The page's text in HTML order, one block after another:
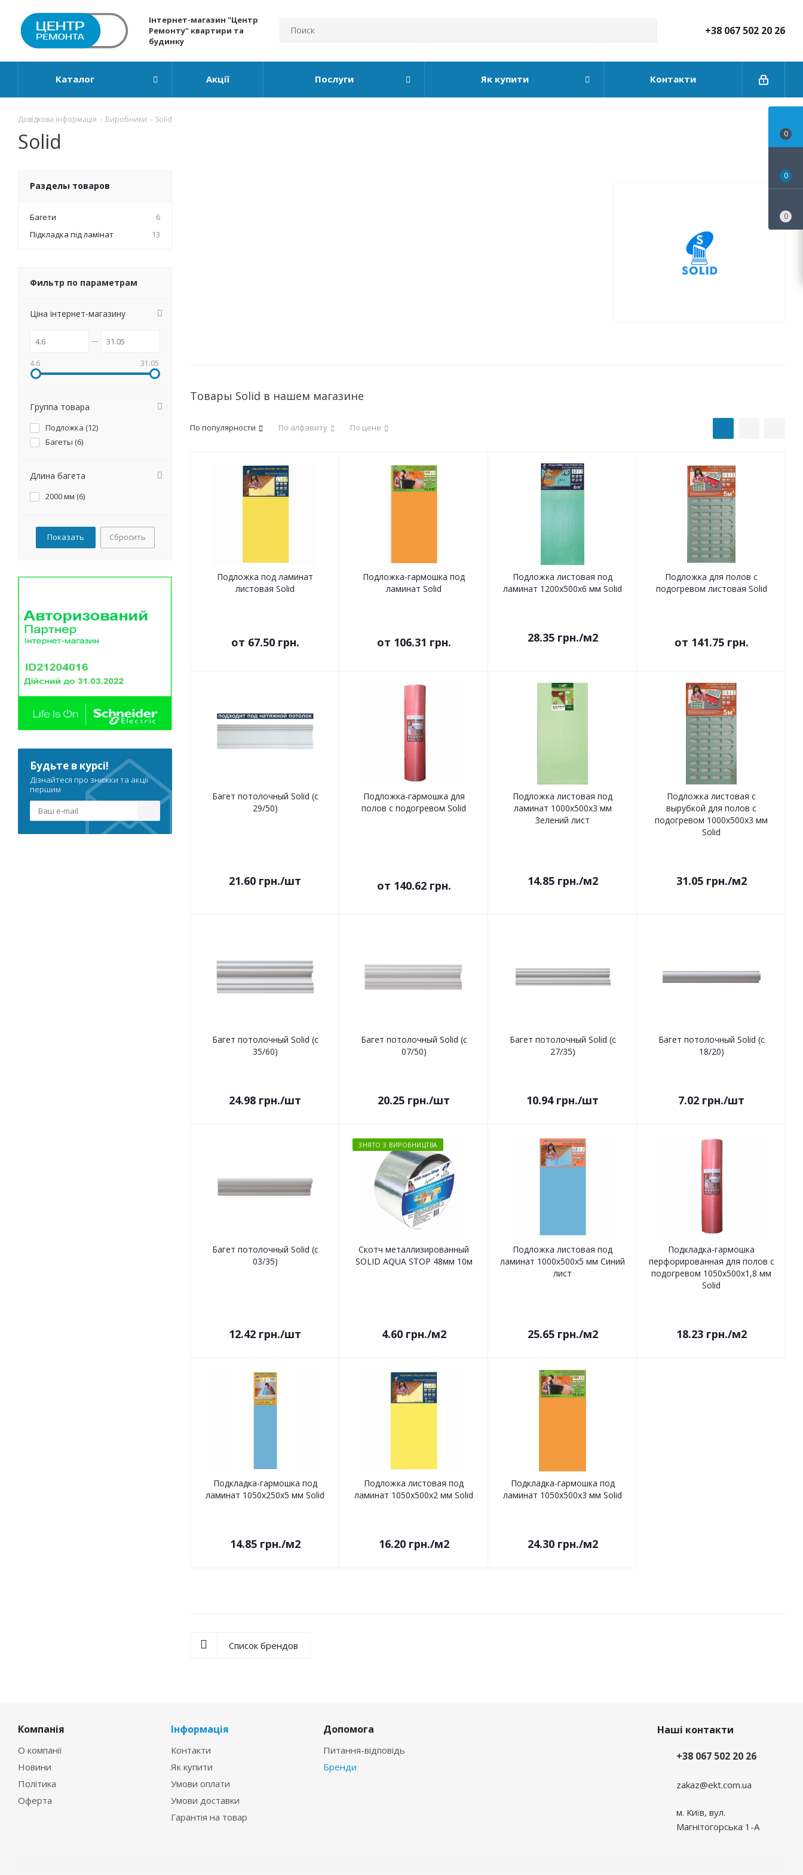
Інтернет-магазин "Центр
Ремонту" квартири та
будинку
+38 067 502 20 26
Каталог Акції Послуги Як купити Контакти
Довідкова інформація - Виробники - Solid
Solid
Товары Solid в нашем магазине
По популярности По алфавиту По цене
Подложка под ламинат
листовая Solid
от 67.50 грн.
Подложка-гармошка под
ламинат Solid
от 106.31 грн.
Подложка листовая под
ламинат 1200x500x6 мм Solid
28.35грн./м2
Подложка для полов с
подогревом листовая Solid
от 141.75 грн.
Багет потолочный Solid (c
29/50)
21.60 грн./шт
Подложка-гармошка для
полов с подогревом Solid
от 140.62 грн.
Подложка листовая под
ламинат 1000x500x3 мм
Зелений лист
14.85грн./м2
Подложка листовая с
вырубкой для полов с
подогревом 1000x500x3 мм
Solid
31.05грн./м2
Багет потолочный Solid (c
35/60)
24.98 грн./шт
Багет потолочный Solid (c
07/50)
20.25 грн./шт
Багет потолочный Solid (c
27/35)
10.94грн./шт
Багет потолочный Solid (c
18/20)
7.02 грн./шт
Багет потолочный Solid (c
03/35)
12.42 грн./шт
ЗНЯТО З ВИРОБНИЦТВА
Скотч металлизированный
SOLID AQUA STOP 48мм 10м
4.60грн./м2
Подложка листовая под
ламинат 1000x500x5 мм Синий
лист
25.65грн./м2
Подкладка-гармошка
перфорированная для полов с
подогревом 1050х500х1,8 мм
Solid
18.23грн./м2
Подкладка-гармошка под
ламинат 1050x250x5 мм Solid
14.85грн./м2
Подложка листовая под
ламинат 1050x500x2 мм Solid
16.20грн./м2
Подкладка-гармошка под
ламинат 1050x500x3 мм Solid
24.30грн./м2
Список брендов
Разделы товаров
Багети
6
Підкладка під ламінат
13
Фильтр по параметрам
Ціна інтернет-магазину
4.6 31.05
Группа товара
Подложка (12)
Багеты (6)
Длина багета
2000 мм (6)
Сбросить
Будьте в курсі!
Дізнайтеся про знижки та акції
першим
Компанія
О компанії
Новини
Політика
Оферта
Інформація
Контакти
Як купити
Умови оплати
Умови доставки
Гарантія на товар
Допомога
Питання-відповідь
Бренди
Наші контакти
+38 067 502 20 26
zakaz@ekt.com.ua
м. Київ, вул.
Магнітогорська 1-А
0
0
0